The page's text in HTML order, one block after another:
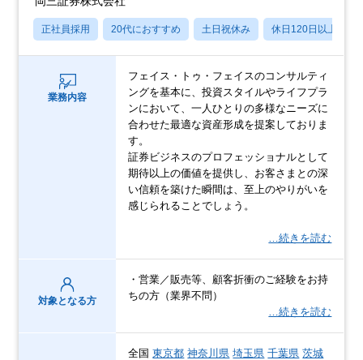
正社員採用 20代におすすめ 土日祝休み 休日120日以上
業務内容
フェイス・トゥ・フェイスのコンサルティ
ングを基本に、投資スタイルやライフプラ
ンにおいて、一人ひとりの多様なニーズに
合わせた最適な資産形成を提案しておりま
す。
証券ビジネスのプロフェッショナルとして
期待以上の価値を提供し、お客さまとの深
い信頼を築けた瞬間は、至上のやりがいを
感じられることでしょう。
…続きを読む
対象となる方
・営業／販売等、顧客折衝のご経験をお持
ちの方（業界不問）
…続きを読む
全国東京都 神奈川県 埼玉県 千葉県 茨城